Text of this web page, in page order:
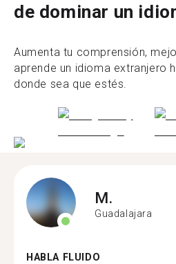
de dominar un
Aumenta tu comprensión,
aprende un idioma extranjero
donde sea que estés.
M.
Guadalajara
HABLA FLUIDO